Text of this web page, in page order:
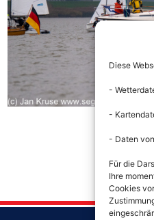
Diese
-
-
- Daten
Für die
Ihre
Cookies